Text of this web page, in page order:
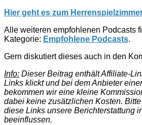
Hier geht es zum
Alle weiteren empfohlenen Podcasts
Kategorie: Empfohlene Podcasts.
Gern diskutiert dieses auch in den
Info: Dieser Beitrag enthält Affiliate-
Links klickt und bei dem Anbieter
bekommen wir eine kleine
dabei keine zusätzlichen Kosten.
diese Links unsere Berichterstattung
beeinflussen.